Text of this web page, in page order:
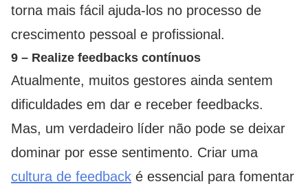
torna mais fácil ajuda-los no processo de
crescimento pessoal e profissional.
9 – Realize feedbacks contínuos
Atualmente, muitos gestores ainda sentem
dificuldades em dar e receber feedbacks.
Mas, um verdadeiro líder não pode se deixar
dominar por esse sentimento. Criar uma
cultura de feedback é essencial para fomentar